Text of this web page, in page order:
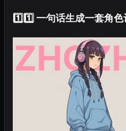
1️⃣1️⃣ 一句话生成一套角